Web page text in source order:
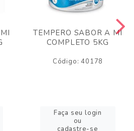
TEMPERO SABOR A MI
COMPLETO 5KG
Código: 40178
Faça seu login
ou
cadastre-se